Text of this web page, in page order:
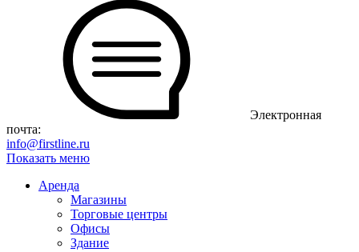
Электронная
почта:
info@firstline.ru
Показать меню
Аренда
Магазины
Торговые центры
Офисы
Здание